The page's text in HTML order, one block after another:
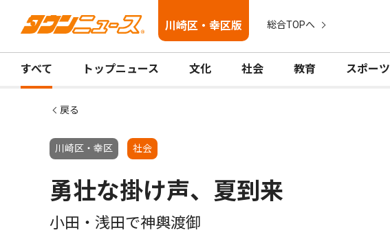
川崎区・幸区版 総合TOPへ
すべて トップニュース 文化 社会 教育 スポーツ
戻る
川崎区・幸区 社会
勇壮な掛け声、夏到来
小田・浅田で神輿渡御